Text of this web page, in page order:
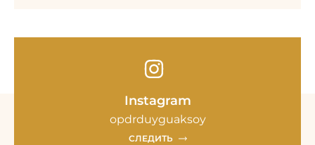
Instagram
opdrduyguaksoy
СЛЕДИТЬ